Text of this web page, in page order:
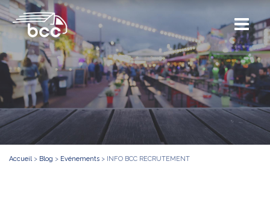
Accueil> Blog > Evénements > INFO BCC RECRUTEMENT